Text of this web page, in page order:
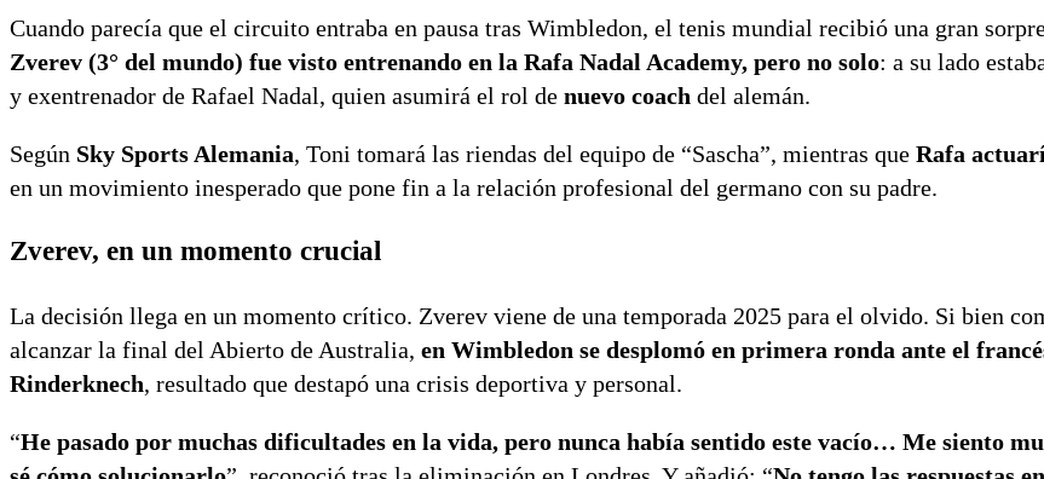
Cuando parecía que el circuito entraba en pausa tras Wimbledon, el tenis mundial recibió una gran
Zverev (3° del mundo) fue visto entrenando en la Rafa Nadal Academy, pero no solo: a su lado
y exentrenador de Rafael Nadal, quien asumirá el rol de nuevo coach del alemán.
Según Sky Sports Alemania, Toni tomará las riendas del equipo de “Sascha”, mientras que Rafa
en un movimiento inesperado que pone fin a la relación profesional del germano con su padre.
Zverev, en un momento crucial
La decisión llega en un momento crítico. Zverev viene de una temporada 2025 para el olvido. Si bien
alcanzar la final del Abierto de Australia, en Wimbledon se desplomó en primera ronda ante el
Rinderknech, resultado que destapó una crisis deportiva y personal.
“He pasado por muchas dificultades en la vida, pero nunca había sentido este vacío… Me siento